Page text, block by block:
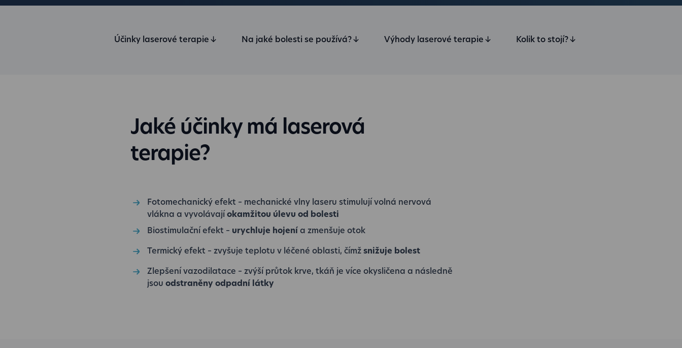
Účinky laserové terapie ↓ Na jaké bolesti se používá? ↓ Výhody laserové terapie ↓ Kolik to stojí? ↓
Jaké účinky má laserová
terapie?
Fotomechanický efekt – mechanické vlny laseru stimulují volná nervová
vlákna a vyvolávajíokamžitou úlevu od bolesti
Biostimulační efekt – urychluje hojení a zmenšuje otok
Termický efekt – zvyšuje teplotu v léčené oblasti, čímžsnižuje bolest
Zlepšení vazodilatace – zvýší průtok krve, tkáň je více okysličena a následně
jsouodstraněny odpadní látky